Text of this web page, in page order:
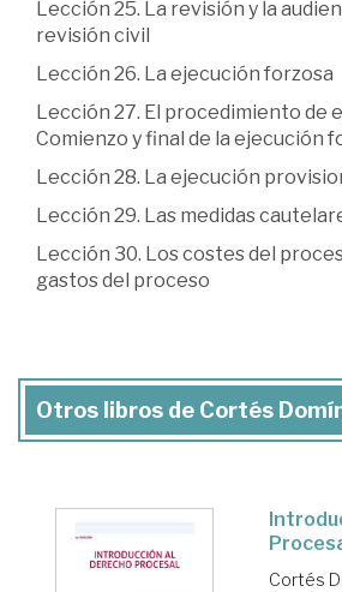
Lección 25. La revisión y la
revisión civil
Lección 26. La ejecución forzosa
Lección 27. El procedimiento de
Comienzo y final de la ejecución
Lección 28. La ejecución
Lección 29. Las medidas
Lección 30. Los costes del
gastos del proceso
Otros libros de Cortés
Cortés